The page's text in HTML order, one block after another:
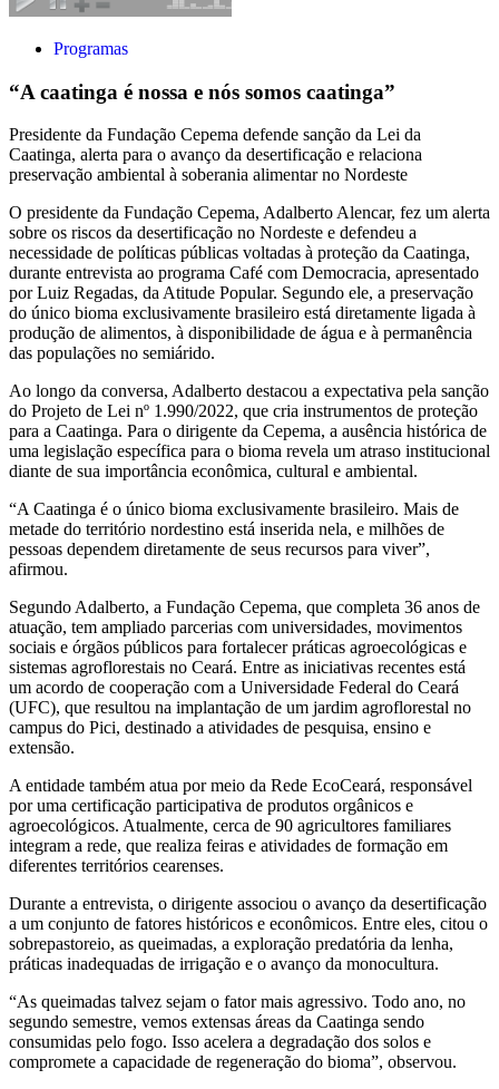
Programas
“A caatinga é nossa e nós somos caatinga”
Presidente da Fundação Cepema defende sanção da Lei da
Caatinga, alerta para o avanço da desertificação e relaciona
preservação ambiental à soberania alimentar no Nordeste
O presidente da Fundação Cepema, Adalberto Alencar, fez um alerta
sobre os riscos da desertificação no Nordeste e defendeu a
necessidade de políticas públicas voltadas à proteção da Caatinga,
durante entrevista ao programa Café com Democracia, apresentado
por Luiz Regadas, da Atitude Popular. Segundo ele, a preservação
do único bioma exclusivamente brasileiro está diretamente ligada à
produção de alimentos, à disponibilidade de água e à permanência
das populações no semiárido.
Ao longo da conversa, Adalberto destacou a expectativa pela sanção
do Projeto de Lei nº 1.990/2022, que cria instrumentos de proteção
para a Caatinga. Para o dirigente da Cepema, a ausência histórica de
uma legislação específica para o bioma revela um atraso institucional
diante de sua importância econômica, cultural e ambiental.
“A Caatinga é o único bioma exclusivamente brasileiro. Mais de
metade do território nordestino está inserida nela, e milhões de
pessoas dependem diretamente de seus recursos para viver”,
afirmou.
Segundo Adalberto, a Fundação Cepema, que completa 36 anos de
atuação, tem ampliado parcerias com universidades, movimentos
sociais e órgãos públicos para fortalecer práticas agroecológicas e
sistemas agroflorestais no Ceará. Entre as iniciativas recentes está
um acordo de cooperação com a Universidade Federal do Ceará
(UFC), que resultou na implantação de um jardim agroflorestal no
campus do Pici, destinado a atividades de pesquisa, ensino e
extensão.
A entidade também atua por meio da Rede EcoCeará, responsável
por uma certificação participativa de produtos orgânicos e
agroecológicos. Atualmente, cerca de 90 agricultores familiares
integram a rede, que realiza feiras e atividades de formação em
diferentes territórios cearenses.
Durante a entrevista, o dirigente associou o avanço da desertificação
a um conjunto de fatores históricos e econômicos. Entre eles, citou o
sobrepastoreio, as queimadas, a exploração predatória da lenha,
práticas inadequadas de irrigação e o avanço da monocultura.
“As queimadas talvez sejam o fator mais agressivo. Todo ano, no
segundo semestre, vemos extensas áreas da Caatinga sendo
consumidas pelo fogo. Isso acelera a degradação dos solos e
compromete a capacidade de regeneração do bioma”, observou.